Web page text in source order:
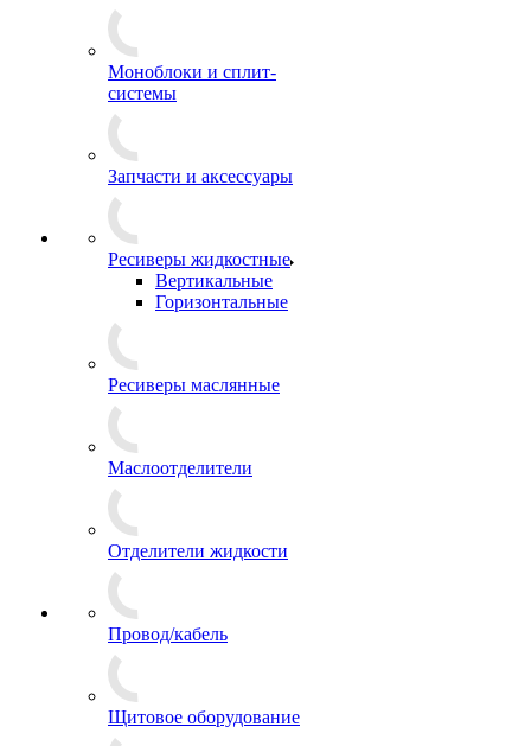
Моноблоки и сплит-
системы
Запчасти и аксессуары
Ресиверы жидкостные
Вертикальные
Горизонтальные
Ресиверы маслянные
Маслоотделители
Отделители жидкости
Провод/кабель
Щитовое оборудование